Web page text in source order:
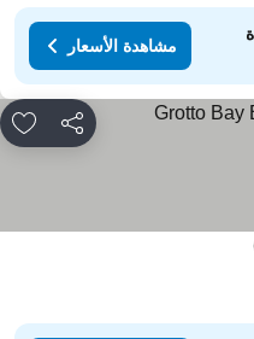
مشاهدة الأسعار
مشاركة